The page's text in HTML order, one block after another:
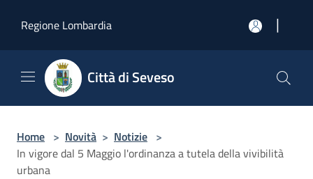
Regione Lombardia
|
Città di Seveso
Home > Novità > Notizie >
In vigore dal 5 Maggio l'ordinanza a tutela della vivibilità
urbana